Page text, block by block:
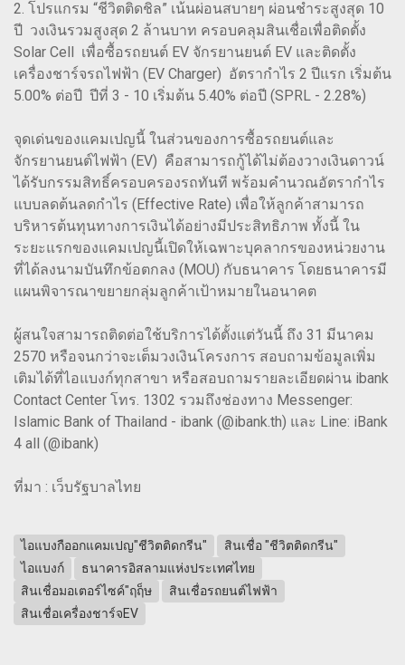
2. โปรแกรม “ชีวิตติดชิล” เน้นผ่อนสบายๆ ผ่อนชำระสูงสุด 10
ปี วงเงินรวมสูงสุด 2 ล้านบาท ครอบคลุมสินเชื่อเพื่อติดตั้ง
Solar Cell เพื่อซื้อรถยนต์ EV จักรยานยนต์ EV และติดตั้ง
เครื่องชาร์จรถไฟฟ้า (EV Charger) อัตรากำไร 2 ปีแรก เริ่มต้น
5.00% ต่อปี ปีที่ 3 - 10 เริ่มต้น 5.40% ต่อปี (SPRL - 2.28%)
จุดเด่นของแคมเปญนี้ ในส่วนของการซื้อรถยนต์และ
จักรยานยนต์ไฟฟ้า (EV) คือสามารถกู้ได้ไม่ต้องวางเงินดาวน์
ได้รับกรรมสิทธิ์ครอบครองรถทันที พร้อมคำนวณอัตรากำไร
แบบลดต้นลดกำไร (Effective Rate) เพื่อให้ลูกค้าสามารถ
บริหารต้นทุนทางการเงินได้อย่างมีประสิทธิภาพ ทั้งนี้ ใน
ระยะแรกของแคมเปญนี้เปิดให้เฉพาะบุคลากรของหน่วยงาน
ที่ได้ลงนามบันทึกข้อตกลง (MOU) กับธนาคาร โดยธนาคารมี
แผนพิจารณาขยายกลุ่มลูกค้าเป้าหมายในอนาคต
ผู้สนใจสามารถติดต่อใช้บริการได้ตั้งแต่วันนี้ ถึง 31 มีนาคม
2570 หรือจนกว่าจะเต็มวงเงินโครงการ สอบถามข้อมูลเพิ่ม
เติมได้ที่ไอแบงก์ทุกสาขา หรือสอบถามรายละเอียดผ่าน ibank
Contact Center โทร. 1302 รวมถึงช่องทาง Messenger:
Islamic Bank of Thailand - ibank (@ibank.th) และ Line: iBank
4 all (@ibank)
ที่มา : เว็บรัฐบาลไทย
ไอแบงกืออกแคมเปญ"ชีวิตติดกรีน"
สินเชื่อ "ชีวิตติดกรีน"
ไอแบงก์
ธนาคารอิสลามแห่งประเทศไทย
สินเชื่อมอเตอร์ไซค์"ฤฤ็ษ
สินเชื่อรถยนต์ไฟฟ้า
สินเชื่อเครื่องชาร์จEV